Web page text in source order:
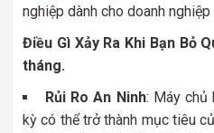
nghiệp dành cho doanh nghiệp
Điều Gì Xảy Ra Khi Bạn Bỏ
tháng.
Rủi Ro An Ninh: Máy chủ
kỳ có thể trở thành mục tiêu